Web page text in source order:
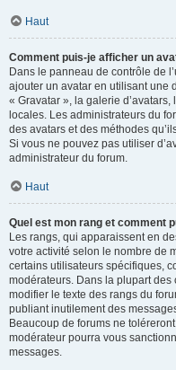
Haut
Comment puis-je afficher un
Dans le panneau de contrôle de
ajouter un avatar en utilisant une
« Gravatar », la galerie
locales. Les administrateurs du
des avatars et des méthodes
Si vous ne pouvez pas utiliser
administrateur du forum.
Haut
Quel est mon rang et comment
Les rangs, qui apparaissent en
votre activité selon le nombre de
certains utilisateurs spécifiques,
modérateurs. Dans la plupart
modifier le texte des rangs du
publiant inutilement des
Beaucoup de forums ne
modérateur pourra vous
messages.